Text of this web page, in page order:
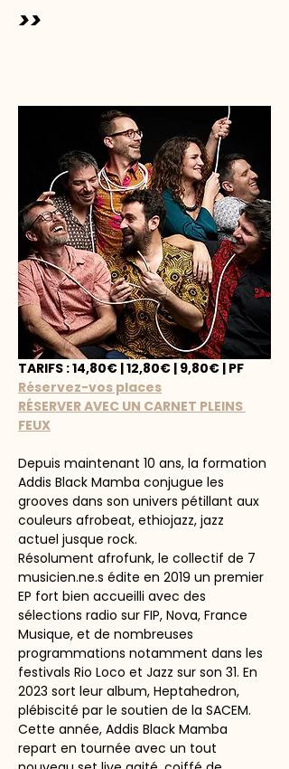
>>
TARIFS : 14,80€ | 12,80€ | 9,80€ | PF
Réservez-vos places
RÉSERVER AVEC UN CARNET PLEINS
FEUX
Depuis maintenant 10 ans, la formation
Addis Black Mamba conjugue les
grooves dans son univers pétillant aux
couleurs afrobeat, ethiojazz, jazz
actuel jusque rock.
Résolument afrofunk, le collectif de 7
musicien.ne.s édite en 2019 un premier
EP fort bien accueilli avec des
sélections radio sur FIP, Nova, France
Musique, et de nombreuses
programmations notamment dans les
festivals Rio Loco et Jazz sur son 31. En
2023 sort leur album, Heptahedron,
plébiscité par le soutien de la SACEM.
Cette année, Addis Black Mamba
repart en tournée avec un tout